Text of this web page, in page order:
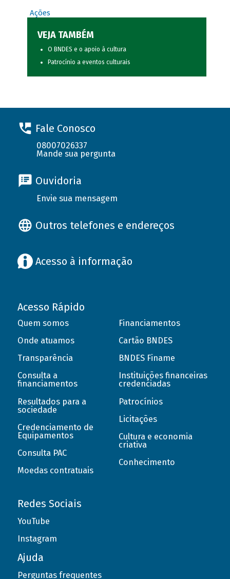
Ações
VEJA TAMBÉM
O BNDES e o apoio à cultura
Patrocínio a eventos culturais
Fale Conosco
08007026337
Mande sua pergunta
Ouvidoria
Envie sua mensagem
Outros telefones e endereços
Acesso à informação
Acesso Rápido
Quem somos
Onde atuamos
Transparência
Consulta a
financiamentos
Resultados para a
sociedade
Credenciamento de
Equipamentos
Consulta PAC
Moedas contratuais
Financiamentos
Cartão BNDES
BNDES Finame
Instituições financeiras
credenciadas
Patrocínios
Licitações
Cultura e economia
criativa
Conhecimento
Redes Sociais
YouTube
Instagram
Ajuda
Perguntas frequentes